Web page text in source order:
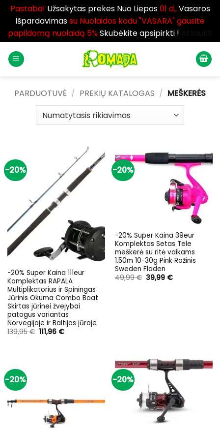
Pastaba! Užsakytas prekes Nuo Liepos01 d.,Vasaros
Išpardavimassu Nuolaidos kodu "VASARA" gausite
papildomą nuolaidą 5%Skubėkite apsipirkti !
PARDUOTUVĖ / PREKIŲ KATALOGAS / MEŠKERĖS
-20%
-20% Super Kaina 111eur
Komplektas RAPALA
Multiplikatorius ir Spiningas
Jūrinis Okuma Combo Boat
Skirtas jūrinei žvejybai
patogus variantas
Norvegijoje ir Baltijos jūroje
139,95€ Original
price
111,96 €Current
-20%
-20% Super Kaina 39eur
Komplektas Setas Tele
meškerė su ritė vaikams
1.50m 10-30g Pink Rožinis
Sweden Fladen
49,99€ Original
price
39,99 €Current
-20% -20%